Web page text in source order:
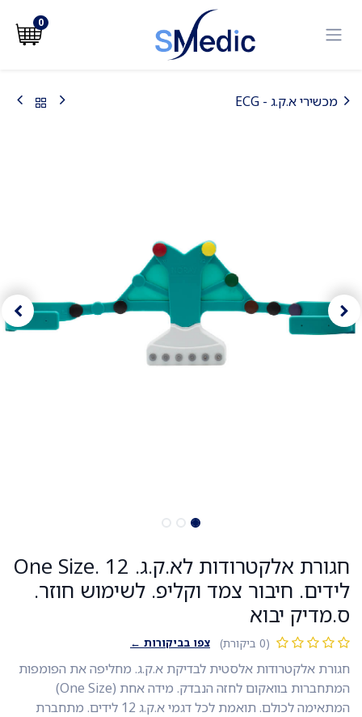
0
מכשירי א.ק.ג - ECG
חגורת אלקטרודות לא.ק.ג. One Size. 12
לידים. חיבור צמד וקליפ. לשימוש חוזר.
ס.מדיק יבוא
(0 ביקורת) צפו בביקורות ←
חגורת אלקטרודות אלסטית לבדיקת א.ק.ג. מחליפה את הפומפות
המתחברות בוואקום לחזה הנבדק. מידה אחת (One Size)
המתאימה לכולם. תואמת לכל דגמי א.ק.ג 12 לידים. מתחברת